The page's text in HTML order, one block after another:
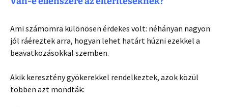
Ami számomra különösen érdekes volt: néhányan nagyon
jól ráéreztek arra, hogyan lehet határt húzni ezekkel a
beavatkozásokkal szemben.
Akik keresztény gyökerekkel rendelkeztek, azok közül
többen azt mondták: